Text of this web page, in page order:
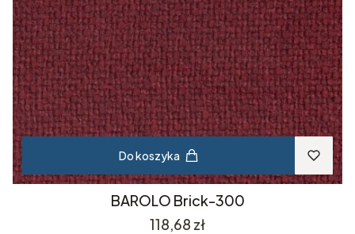
Do koszyka
BAROLO Brick-300
Cena
118,68 zł